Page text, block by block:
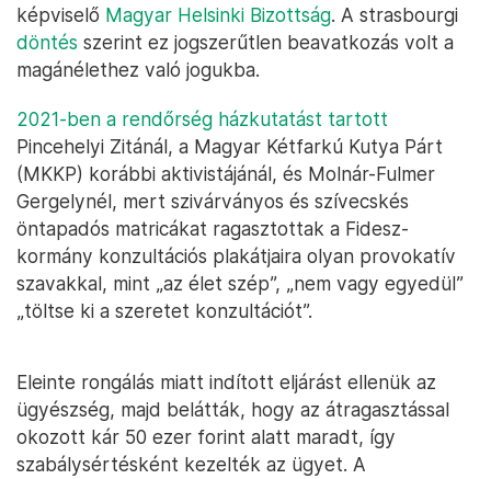
képviselő Magyar Helsinki Bizottság. A strasbourgi
döntés szerint ez jogszerűtlen beavatkozás volt a
magánélethez való jogukba.
2021-ben a rendőrség házkutatást tartott
Pincehelyi Zitánál, a Magyar Kétfarkú Kutya Párt
(MKKP) korábbi aktivistájánál, és Molnár-Fulmer
Gergelynél, mert szivárványos és szívecskés
öntapadós matricákat ragasztottak a Fidesz-
kormány konzultációs plakátjaira olyan provokatív
szavakkal, mint „az élet szép”, „nem vagy egyedül”
„töltse ki a szeretet konzultációt”.
Eleinte rongálás miatt indított eljárást ellenük az
ügyészség, majd belátták, hogy az átragasztással
okozott kár 50 ezer forint alatt maradt, így
szabálysértésként kezelték az ügyet. A